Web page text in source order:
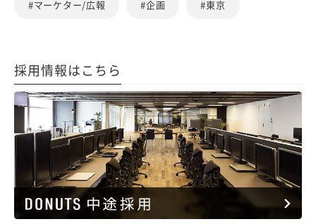
#マーケター/広報 #企画 #東京
採用情報はこちら